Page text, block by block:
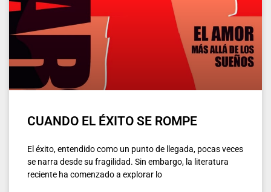
CUANDO EL ÉXITO SE ROMPE
El éxito, entendido como un punto de llegada, pocas veces
se narra desde su fragilidad. Sin embargo, la literatura
reciente ha comenzado a explorar lo